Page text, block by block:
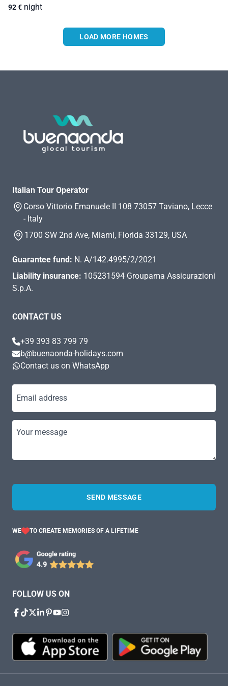
92€ night
LOAD MORE HOMES
Italian Tour Operator
Corso Vittorio Emanuele II 108 73057 Taviano, Lecce
- Italy
1700 SW 2nd Ave, Miami, Florida 33129, USA
Guarantee fund: N. A/142.4995/2/2021
Liability insurance: 105231594 Groupama Assicurazioni
S.p.A.
CONTACT US
+39 393 83 799 79
b@buenaonda-holidays.com
Contact us on WhatsApp
Email address
Your message
SEND MESSAGE
WE TO CREATE MEMORIES OF A LIFETIME
FOLLOW US ON